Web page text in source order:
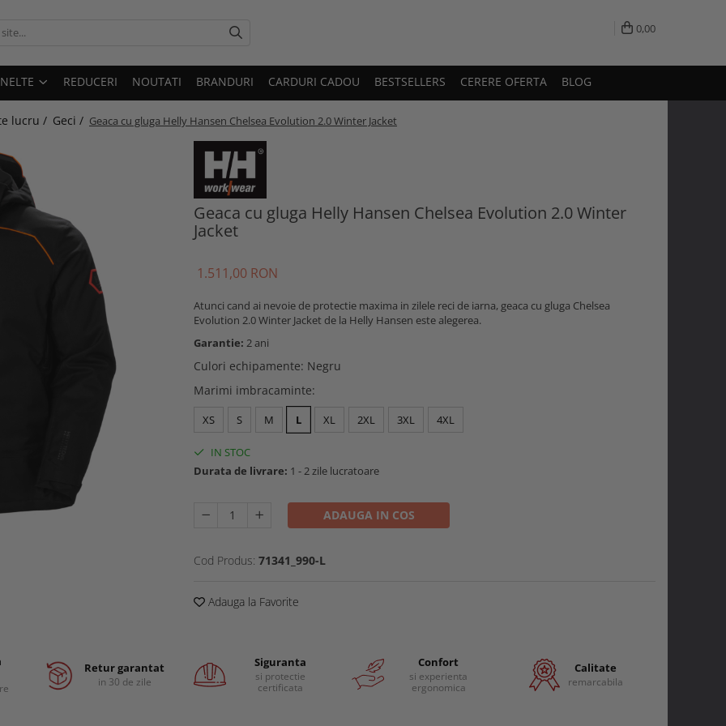
0,00
REDUCERI NOUTATI BRANDURI CARDURI CADOU BESTSELLERS CERERE OFERTA BLOG
lucru / Geci / Geaca cu gluga Helly Hansen Chelsea Evolution 2.0 Winter Jacket
Geaca cu gluga Helly Hansen Chelsea Evolution 2.0 Winter
Jacket
1.511,00 RON
Atunci cand ai nevoie de protectie maxima in zilele reci de iarna, geaca cu gluga Chelsea
Evolution 2.0 Winter Jacket de la Helly Hansen este alegerea.
Garantie: 2 ani
Culori echipamente: Negru
Marimi imbracaminte:
XS S M L XL 2XL 3XL 4XL
IN STOC
Durata de livrare: 1 - 2 zile lucratoare
ADAUGA IN COS
Cod Produs: 71341_990-L
Adauga la Favorite
Retur garantat
in 30 de zile
Siguranta
si protectie
certificata
Confort
si experienta
ergonomica
Calitate
remarcabila